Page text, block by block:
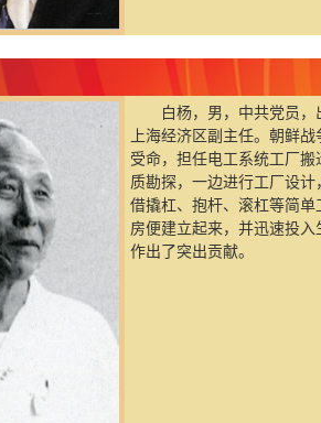
白杨，男，中共党员
上海经济区副主任。朝鲜
受命，担任电工系统工厂
质勘探，一边进行工厂设
借撬杠、抱杆、滚杠等简
房便建立起来，并迅速投
作出了突出贡献。